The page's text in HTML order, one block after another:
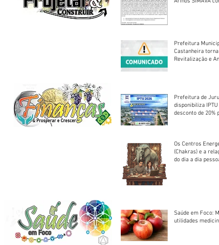
Prefeitura
Castanheira
Revitalização e
Prefeitura de
disponibiliza
desconto de 20%
Os Centros
(Chakras) e a
do dia a dia
Saúde em Foco:
utilidades